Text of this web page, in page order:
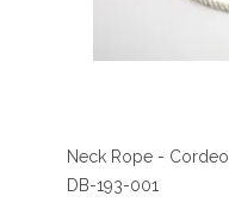
Neck Rope - Cordeo
DB-193-001